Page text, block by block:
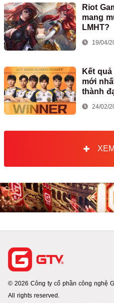
Riot
mang
LMHT?
19/04/
Kết
mới
thành
First
24/02/
© 2026 Công ty cổ phần công nghệ
All rights reserved.